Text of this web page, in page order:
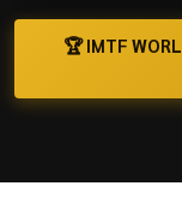
🏆 IMTF